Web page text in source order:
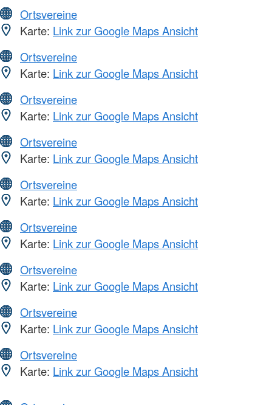
Ortsvereine
Karte: Link zur Google Maps Ansicht
Ortsvereine
Karte: Link zur Google Maps Ansicht
Ortsvereine
Karte: Link zur Google Maps Ansicht
Ortsvereine
Karte: Link zur Google Maps Ansicht
Ortsvereine
Karte: Link zur Google Maps Ansicht
Ortsvereine
Karte: Link zur Google Maps Ansicht
Ortsvereine
Karte: Link zur Google Maps Ansicht
Ortsvereine
Karte: Link zur Google Maps Ansicht
Ortsvereine
Karte: Link zur Google Maps Ansicht